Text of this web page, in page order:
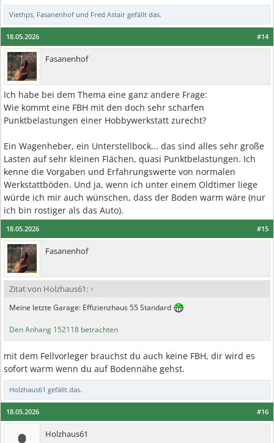
Viethps Fasanenhof und Fred Astair gefällt das.
#14
18.05.2026
Fasanenhof
Ich habe bei dem Thema eine ganz andere Frage:
Wie kommt eine FBH mit den doch sehr scharfen
Punktbelastungen einer Hobbywerkstatt zurecht?
Ein Wagenheber, ein Unterstellbock... das sind alles sehr große
Lasten auf sehr kleinen Flächen, quasi Punktbelastungen. Ich
kenne die Vorgaben und Erfahrungswerte von normalen
Werkstattböden. Und ja, wenn ich unter einem Oldtimer liege
würde ich mir auch wünschen, dass der Boden warm wäre (nur
ich bin rostiger als das Auto).
#15
18.05.2026
Fasanenhof
Zitat von Holzhaus61: ↑
Meine letzte Garage: Effizienzhaus 55 Standard
Den Anhang 152118 betrachten
mit dem Fellvorleger brauchst du auch keine FBH, dir wird es
sofort warm wenn du auf Bodennähe gehst.
Holzhaus61 gefällt das.
#16
18.05.2026
Holzhaus61